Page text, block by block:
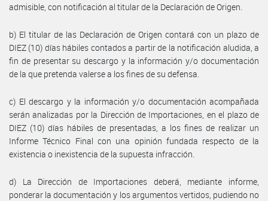
admisible, con notificación al titular de la Declaración de Origen.
b) El titular de las Declaración de Origen contará con un plazo de
DIEZ (10) días hábiles contados a partir de la notificación aludida, a
fin de presentar su descargo y la información y/o documentación
de la que pretenda valerse a los fines de su defensa.
c) El descargo y la información y/o documentación acompañada
serán analizadas por la Dirección de Importaciones, en el plazo de
DIEZ (10) días hábiles de presentadas, a los fines de realizar un
Informe Técnico Final con una opinión fundada respecto de la
existencia o inexistencia de la supuesta infracción.
d) La Dirección de Importaciones deberá, mediante informe,
ponderar la documentación y los argumentos vertidos, pudiendo no